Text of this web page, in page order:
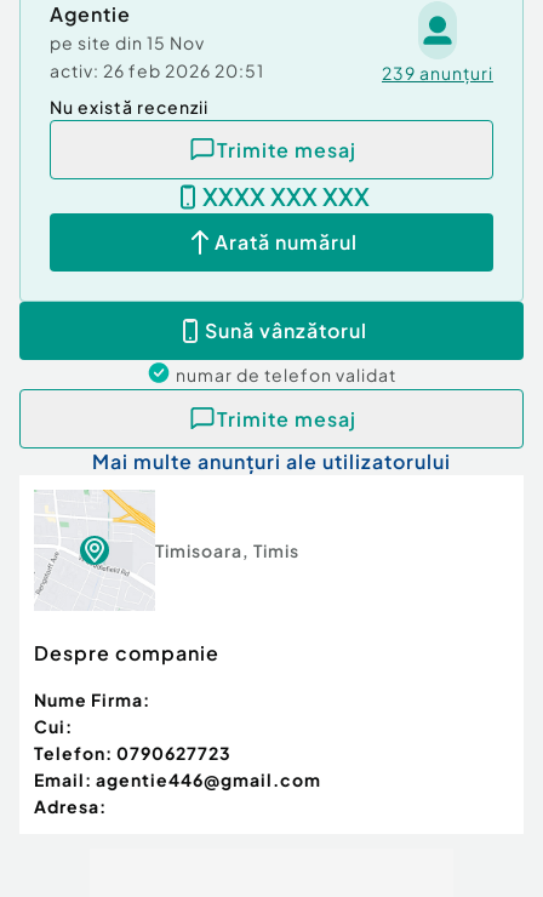
Agentie
pe site din 15 Nov
activ: 26 feb 2026 20:51 239 anunțuri
Nu există recenzii
Trimite mesaj
XXXX XXX XXX
Arată numărul
Sună vânzătorul
numar de telefon validat
Trimite mesaj
Mai multe anunțuri ale utilizatorului
Timisoara, Timis
Despre companie
Nume Firma:
Cui:
Telefon: 0790627723
Email: agentie446@gmail.com
Adresa: